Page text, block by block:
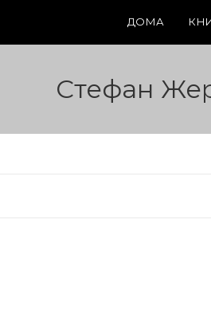
ДОМА
Стефан